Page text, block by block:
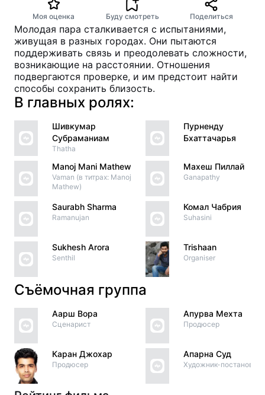
Моя оценка Буду смотреть Поделиться
Молодая пара сталкивается с испытаниями,
живущая в разных городах. Они пытаются
поддерживать связь и преодолевать сложности,
возникающие на расстоянии. Отношения
подвергаются проверке, и им предстоит найти
способы сохранить близость.
В главных ролях:
Шивкумар
Субраманиам
Thatha
Manoj Mani Mathew
Vaman (в титрах: Manoj
Mathew)
Saurabh Sharma
Ramanujan
Sukhesh Arora
Senthil
Пурненду
Бхаттачарья
Махеш Пиллай
Ganapathy
Комал Чабрия
Suhasini
Trishaan
Organiser
Съёмочная группа
Аарш Вора
Сценарист
Каран Джохар
Продюсер
Апурва Мехта
Продюсер
Апарна Суд
Художник-